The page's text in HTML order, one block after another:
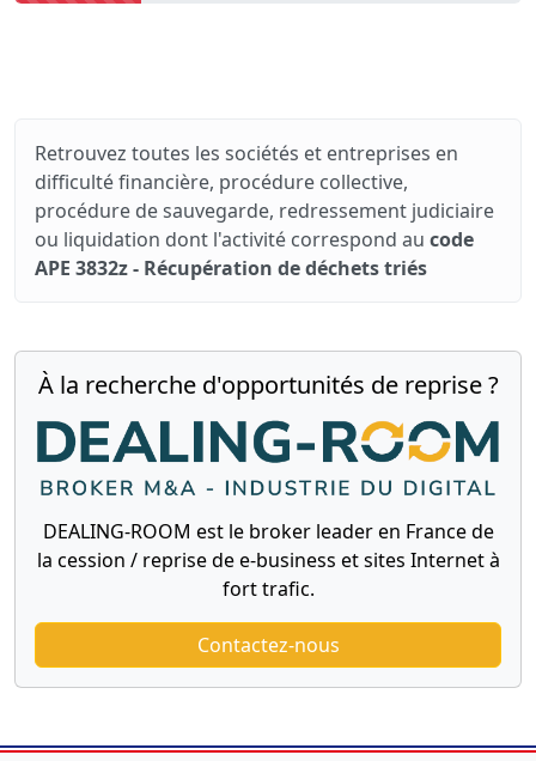
Retrouvez toutes les sociétés et entreprises en
difficulté financière, procédure collective,
procédure de sauvegarde, redressement judiciaire
ou liquidation dont l'activité correspond au code
APE 3832z - Récupération de déchets triés
À la recherche d'opportunités de reprise ?
DEALING-ROOM est le broker leader en France de
la cession / reprise de e-business et sites Internet à
fort trafic.
Contactez-nous